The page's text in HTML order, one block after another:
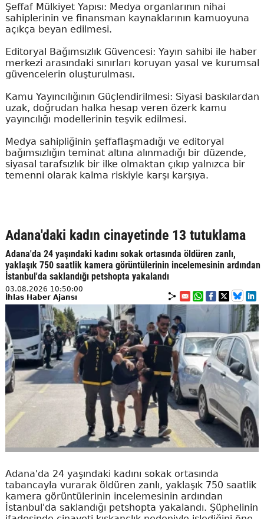
Şeffaf Mülkiyet Yapısı: Medya organlarının nihai
sahiplerinin ve finansman kaynaklarının kamuoyuna
açıkça beyan edilmesi.
Editoryal Bağımsızlık Güvencesi: Yayın sahibi ile haber
merkezi arasındaki sınırları koruyan yasal ve kurumsal
güvencelerin oluşturulması.
Kamu Yayıncılığının Güçlendirilmesi: Siyasi baskılardan
uzak, doğrudan halka hesap veren özerk kamu
yayıncılığı modellerinin teşvik edilmesi.
Medya sahipliğinin şeffaflaşmadığı ve editoryal
bağımsızlığın teminat altına alınmadığı bir düzende,
siyasal tarafsızlık bir ilke olmaktan çıkıp yalnızca bir
temenni olarak kalma riskiyle karşı karşıya.
Adana'daki kadın cinayetinde 13 tutuklama
Adana'da 24 yaşındaki kadını sokak ortasında öldüren zanlı,
yaklaşık 750 saatlik kamera görüntülerinin incelemesinin ardından
İstanbul'da saklandığı petshopta yakalandı
03.08.2026 10:50:00
İhlas Haber Ajansı
Adana'da 24 yaşındaki kadını sokak ortasında
tabancayla vurarak öldüren zanlı, yaklaşık 750 saatlik
kamera görüntülerinin incelemesinin ardından
İstanbul'da saklandığı petshopta yakalandı. Şüphelinin